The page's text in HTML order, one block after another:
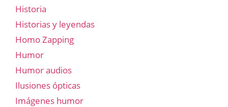
Historia
Historias y leyendas
Homo Zapping
Humor
Humor audios
Ilusiones ópticas
Imágenes humor